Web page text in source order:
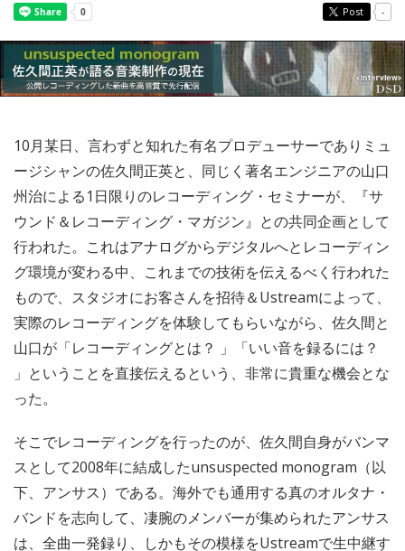
Post -
10月某日、言わずと知れた有名プロデューサーでありミュ
ージシャンの佐久間正英と、同じく著名エンジニアの山口
州治による1日限りのレコーディング・セミナーが、『サ
ウンド＆レコーディング・マガジン』との共同企画として
行われた。これはアナログからデジタルへとレコーディン
グ環境が変わる中、これまでの技術を伝えるべく行われた
もので、スタジオにお客さんを招待＆Ustreamによって、
実際のレコーディングを体験してもらいながら、佐久間と
山口が「レコーディングとは？ 」「いい音を録るには？
」ということを直接伝えるという、非常に貴重な機会とな
った。
そこでレコーディングを行ったのが、佐久間自身がバンマ
スとして2008年に結成したunsuspected monogram（以
下、アンサス）である。海外でも通用する真のオルタナ・
バンドを志向して、凄腕のメンバーが集められたアンサス
は、全曲一発録り、しかもその模様をUstreamで生中継す